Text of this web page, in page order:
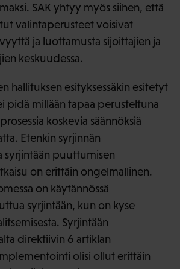
SAK yhtyy myös siihen, että
valintaperusteet voisivat
ja luottamusta sijoittajien ja
keskuudessa.
hallituksen esityksessäkin esitetyt
pidä millään tapaa perusteltuna
koskevia säännöksiä
Etenkin syrjinnän
syrjintään puuttumisen
on erittäin ongelmallinen.
on käytännössä
syrjintään, kun on kyse
Syrjintään
direktiivin 6 artiklan
olisi ollut erittäin